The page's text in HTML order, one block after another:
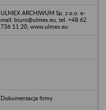
ULMEX ARCHIWUM Sp. z o.o. e-
mail: biuro@ulmex.eu, tel. +48 62
736 11 20, www.ulmex.eu
Dokumentacja firmy